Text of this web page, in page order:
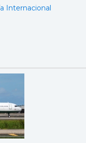
Internacional